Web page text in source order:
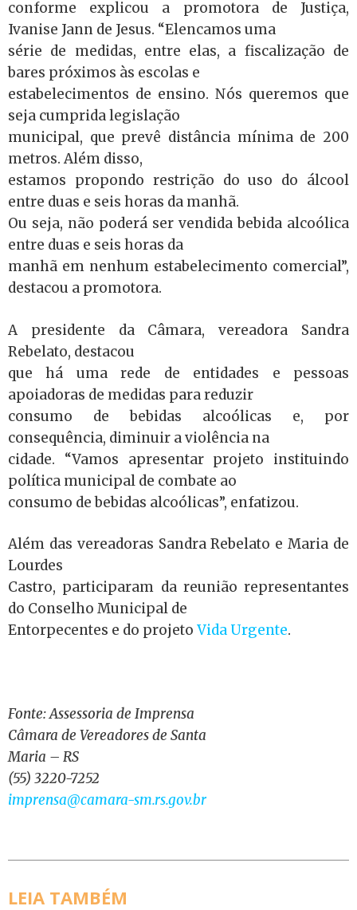
conforme explicou a promotora de Justiça,
Ivanise Jann de Jesus. “Elencamos uma
série de medidas, entre elas, a fiscalização de
bares próximos às escolas e
estabelecimentos de ensino. Nós queremos que
seja cumprida legislação
municipal, que prevê distância mínima de 200
metros. Além disso,
estamos propondo restrição do uso do álcool
entre duas e seis horas da manhã.
Ou seja, não poderá ser vendida bebida alcoólica
entre duas e seis horas da
manhã em nenhum estabelecimento comercial”,
destacou a promotora.
A presidente da Câmara, vereadora Sandra
Rebelato, destacou
que há uma rede de entidades e pessoas
apoiadoras de medidas para reduzir
consumo de bebidas alcoólicas e, por
consequência, diminuir a violência na
cidade. “Vamos apresentar projeto instituindo
política municipal de combate ao
consumo de bebidas alcoólicas”, enfatizou.
Além das vereadoras Sandra Rebelato e Maria de
Lourdes
Castro, participaram da reunião representantes
do Conselho Municipal de
Entorpecentes e do projeto Vida Urgente.
Fonte: Assessoria de Imprensa
Câmara de Vereadores de Santa
Maria – RS
(55) 3220-7252
imprensa@camara-sm.rs.gov.br
LEIA TAMBÉM